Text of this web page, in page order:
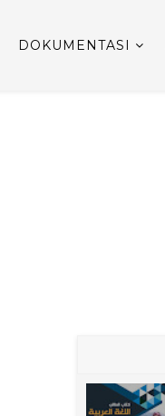
DOKUMENTASI